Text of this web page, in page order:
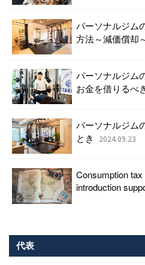
パーソナルジム
方法～減価償却
パーソナルジム
お金を借りるべ
パーソナルジム
とき
2024.09.23
Consumption
introduction
代表